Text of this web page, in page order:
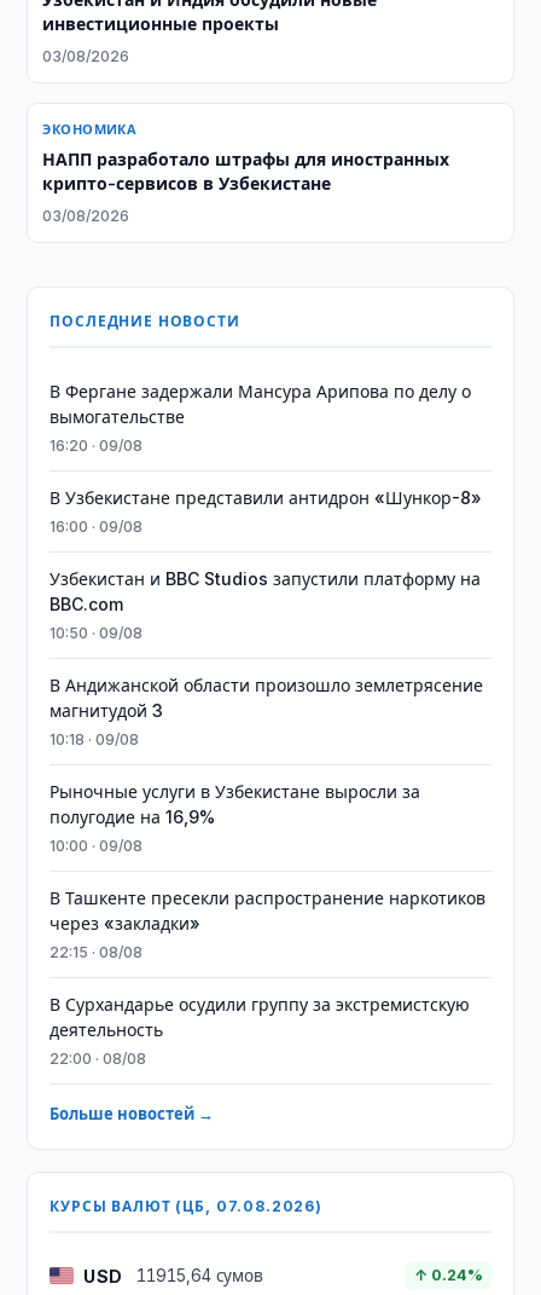
инвестиционные проекты
03/08/2026
ЭКОНОМИКА
НАПП разработало штрафы для иностранных
крипто-сервисов в Узбекистане
03/08/2026
ПОСЛЕДНИЕ НОВОСТИ
В Фергане задержали Мансура Арипова по делу о
вымогательстве
16:20 · 09/08
В Узбекистане представили антидрон «Шункор-8»
16:00 · 09/08
Узбекистан и BBC Studios запустили платформу на
BBC.com
10:50 · 09/08
В Андижанской области произошло землетрясение
магнитудой 3
10:18 · 09/08
Рыночные услуги в Узбекистане выросли за
полугодие на 16,9%
10:00 · 09/08
В Ташкенте пресекли распространение наркотиков
через «закладки»
22:15 · 08/08
В Сурхандарье осудили группу за экстремистскую
деятельность
22:00 · 08/08
Больше новостей →
КУРСЫ ВАЛЮТ (ЦБ, 07.08.2026)
USD 11915,64 сумов ↑ 0.24%